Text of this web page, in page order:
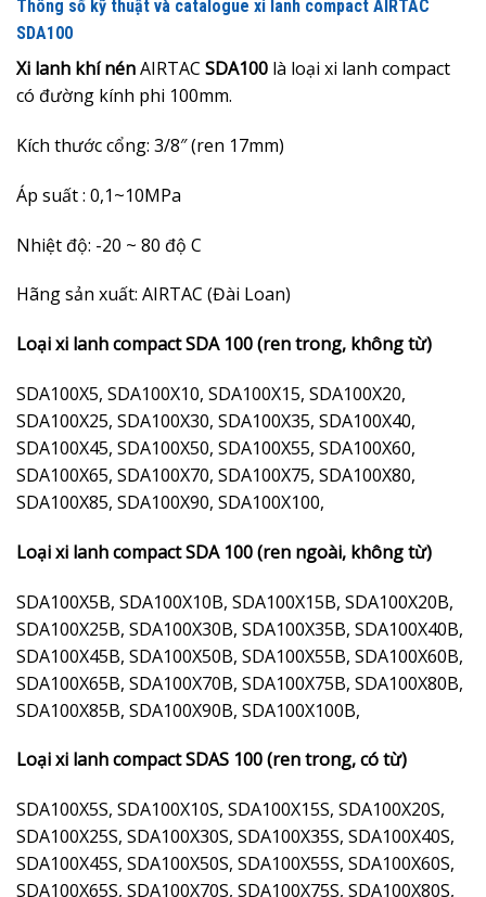
Thông số kỹ thuật và catalogue xi lanh compact AIRTAC
SDA100
Xi lanh khí nénAIRTAC SDA100 là loại xi lanh compact
có đường kính phi 100mm.
Kích thước cổng: 3/8″ (ren 17mm)
Áp suất : 0,1~10MPa
Nhiệt độ: -20 ~ 80 độ C
Hãng sản xuất: AIRTAC (Đài Loan)
Loại xi lanh compact SDA 100 (ren trong, không từ)
SDA100X5, SDA100X10, SDA100X15, SDA100X20,
SDA100X25, SDA100X30, SDA100X35, SDA100X40,
SDA100X45, SDA100X50, SDA100X55, SDA100X60,
SDA100X65, SDA100X70, SDA100X75, SDA100X80,
SDA100X85, SDA100X90, SDA100X100,
Loại xi lanh compact SDA 100 (ren ngoài, không từ)
SDA100X5B, SDA100X10B, SDA100X15B, SDA100X20B,
SDA100X25B, SDA100X30B, SDA100X35B, SDA100X40B,
SDA100X45B, SDA100X50B, SDA100X55B, SDA100X60B,
SDA100X65B, SDA100X70B, SDA100X75B, SDA100X80B,
SDA100X85B, SDA100X90B, SDA100X100B,
Loại xi lanh compact SDAS 100 (ren trong, có từ)
SDA100X5S, SDA100X10S, SDA100X15S, SDA100X20S,
SDA100X25S, SDA100X30S, SDA100X35S, SDA100X40S,
SDA100X45S, SDA100X50S, SDA100X55S, SDA100X60S,
SDA100X65S, SDA100X70S, SDA100X75S, SDA100X80S,